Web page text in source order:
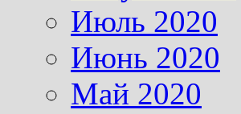
Июль 2020
Июнь 2020
Май 2020